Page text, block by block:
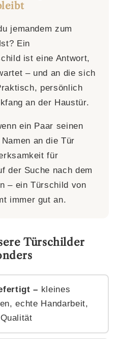
jemandem zum
Ein
ist eine Antwort,
– und an die sich
persönlich
an der Haustür.
ein Paar seinen
an die Tür
für
der Suche nach dem
– ein Türschild von
immer gut an.
Türschilder
– kleines
echte Handarbeit,